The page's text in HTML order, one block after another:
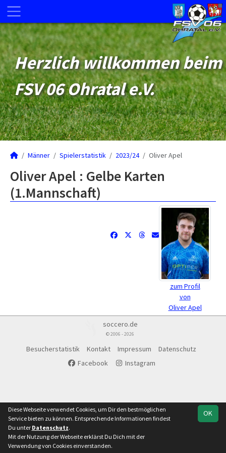
Herzlich willkommen beim
FSV 06 Ohratal e.V.
Männer Spielerstatistik 2023/24 Oliver Apel
Oliver Apel : Gelbe Karten
(1.Mannschaft)
zum Profil
von
Oliver Apel
soccero.de
© 2006 - 2026
Besucherstatistik Kontakt Impressum
Datenschutz
Facebook
Instagram
OK
Diese Webseite verwendet Cookies, um Dir den bestmöglichen
Service bieten zu können. Entsprechende Informationen findest
Du unter Datenschutz.
Mit der Nutzung der Webseite erklärst Du Dich mit der
Verwendung von Cookies einverstanden.